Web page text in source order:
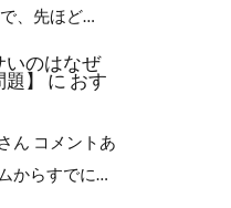
、先ほど…
いのはなぜ
】 に おす
ん コメントあ
からすでに…